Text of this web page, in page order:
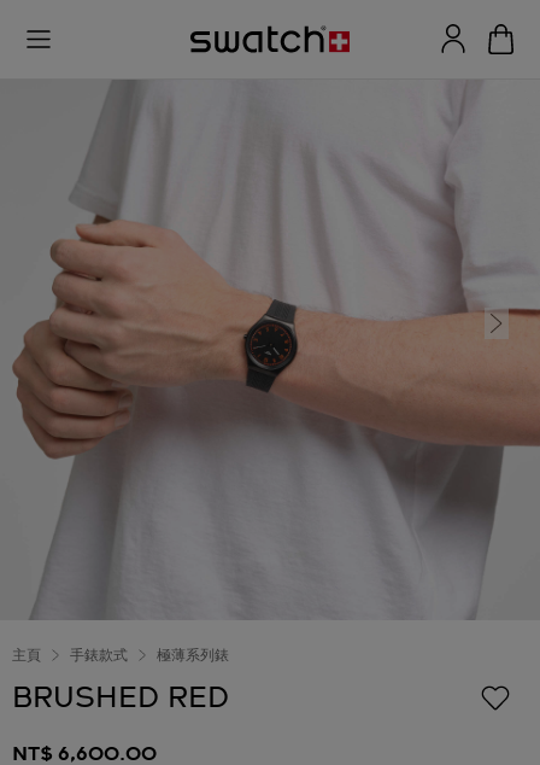
主頁 手錶款式 極薄系列錶
BRUSHED RED
NT$ 6,600.00